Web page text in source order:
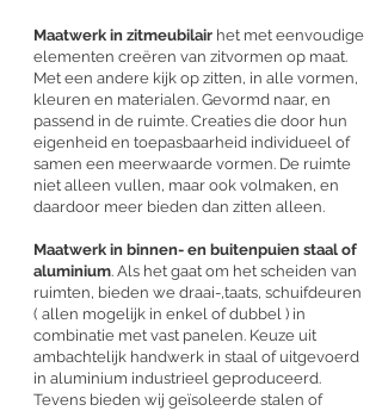
Maatwerk in zitmeubilair het met eenvoudige
elementen creëren van zitvormen op maat.
Met een andere kijk op zitten, in alle vormen,
kleuren en materialen. Gevormd naar, en
passend in de ruimte. Creaties die door hun
eigenheid en toepasbaarheid individueel of
samen een meerwaarde vormen. De ruimte
niet alleen vullen, maar ook volmaken, en
daardoor meer bieden dan zitten alleen.
Maatwerk in binnen- en buitenpuien staal of
aluminium. Als het gaat om het scheiden van
ruimten, bieden we draai-,taats, schuifdeuren
( allen mogelijk in enkel of dubbel ) in
combinatie met vast panelen. Keuze uit
ambachtelijk handwerk in staal of uitgevoerd
in aluminium industrieel geproduceerd.
Tevens bieden wij geïsoleerde stalen of